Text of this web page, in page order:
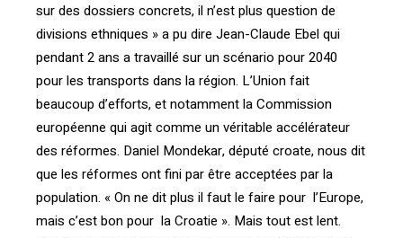
sur des dossiers concrets, il n’est plus question de
divisions ethniques » a pu dire Jean-Claude Ebel qui
pendant 2 ans a travaillé sur un scénario pour 2040
pour les transports dans la région. L’Union fait
beaucoup d’efforts, et notamment la Commission
européenne qui agit comme un véritable accélérateur
des réformes. Daniel Mondekar, député croate, nous dit
que les réformes ont fini par être acceptées par la
population. « On ne dit plus il faut le faire pour l’Europe,
mais c’est bon pour la Croatie ». Mais tout est lent.